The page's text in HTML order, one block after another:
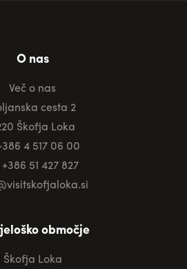
O nas
Več o nas
cesta 2
Škofja Loka
4 517 06 00
51 427 827
območje
Škofja Loka